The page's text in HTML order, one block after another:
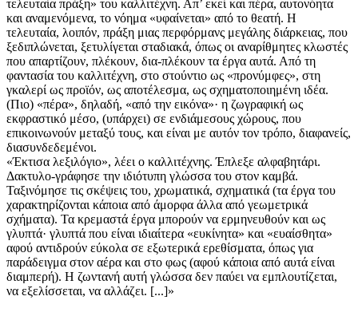
τελευταία πράξη» του καλλιτέχνη. Απ’ εκεί και πέρα, αυτονόητα
και αναμενόμενα, το νόημα «υφαίνεται» από το θεατή. Η
τελευταία, λοιπόν, πράξη μιας περφόρμανς μεγάλης διάρκειας, που
ξεδιπλώνεται, ξετυλίγεται σταδιακά, όπως οι αναρίθμητες κλωστές
που απαρτίζουν, πλέκουν, δια-πλέκουν τα έργα αυτά. Από τη
φαντασία του καλλιτέχνη, στο στούντιο ως «προνύμφες», στη
γκαλερί ως προϊόν, ως αποτέλεσμα, ως σχηματοποιημένη ιδέα.
(Πιο) «πέρα», δηλαδή, «από την εικόνα»· η ζωγραφική ως
εκφραστικό μέσο, (υπάρχει) σε ενδιάμεσους χώρους, που
επικοινωνούν μεταξύ τους, και είναι με αυτόν τον τρόπο, διαφανείς,
διασυνδεδεμένοι.
«Έκτισα λεξιλόγιο», λέει ο καλλιτέχνης. Έπλεξε αλφαβητάρι.
Δακτυλο-γράφησε την ιδιότυπη γλώσσα του στον καμβά.
Ταξινόμησε τις σκέψεις του, χρωματικά, σχηματικά (τα έργα του
χαρακτηρίζονται κάποια από άμορφα άλλα από γεωμετρικά
σχήματα). Τα κρεμαστά έργα μπορούν να ερμηνευθούν και ως
γλυπτά· γλυπτά που είναι ιδιαίτερα «ευκίνητα» και «ευαίσθητα»
αφού αντιδρούν εύκολα σε εξωτερικά ερεθίσματα, όπως για
παράδειγμα στον αέρα και στο φως (αφού κάποια από αυτά είναι
διαμπερή). Η ζωντανή αυτή γλώσσα δεν παύει να εμπλουτίζεται,
να εξελίσσεται, να αλλάζει. [...]»